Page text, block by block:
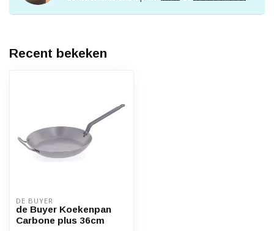
Recent bekeken
DE BUYER
de Buyer Koekenpan
Carbone plus 36cm